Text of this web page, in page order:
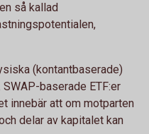
så kallad
(kontantbaserade)
baserade ETF:er
innebär att om motparten
delar av kapitalet kan